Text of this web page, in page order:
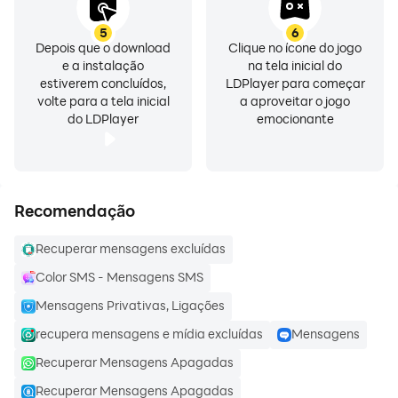
toque de distância, facilitando o bate-papo.
Bate-papos em grupo👥 Crie e participe de grupos
para conversar com vários amigos simultaneamente.
Compartilhe ideias, planeje eventos ou simplesmente
Notificações push: Nunca perca uma mensagem com
mesmo quando o aplicativo estiver em segundo plano.
Compartilhamento de mídia📁 Compartilhe fotos,
vídeos e mensagens de voz com facilidade. Com o
SMS Messenger, compartilhar memórias e
experiências está a apenas um toque de distância.
5
Depois que o download
e a instalação
estiverem concluídos,
volte para a tela inicial
do LDPlayer
6
Clique no ícone do jogo
na tela inicial do
LDPlayer para começar
a aproveitar o jogo
emocionante
Recomendação
Recuperar mensagens excluídas
Color SMS - Mensagens SMS
Mensagens Privativas, Ligações
recupera mensagens e mídia excluídas
Mensagens
Recuperar Mensagens Apagadas
Recuperar Mensagens Apagadas